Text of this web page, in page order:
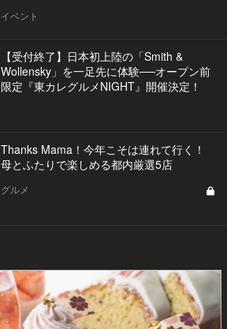
イベント
【受付終了】日本初上陸の「Smith &
Wollensky」を一足先に体験──オープン前
限定『東カレグルメNIGHT』開催決定！
Thanks Mama！今年こそは連れて行く！
母とふたりで楽しめる都内厳選5店
グルメ